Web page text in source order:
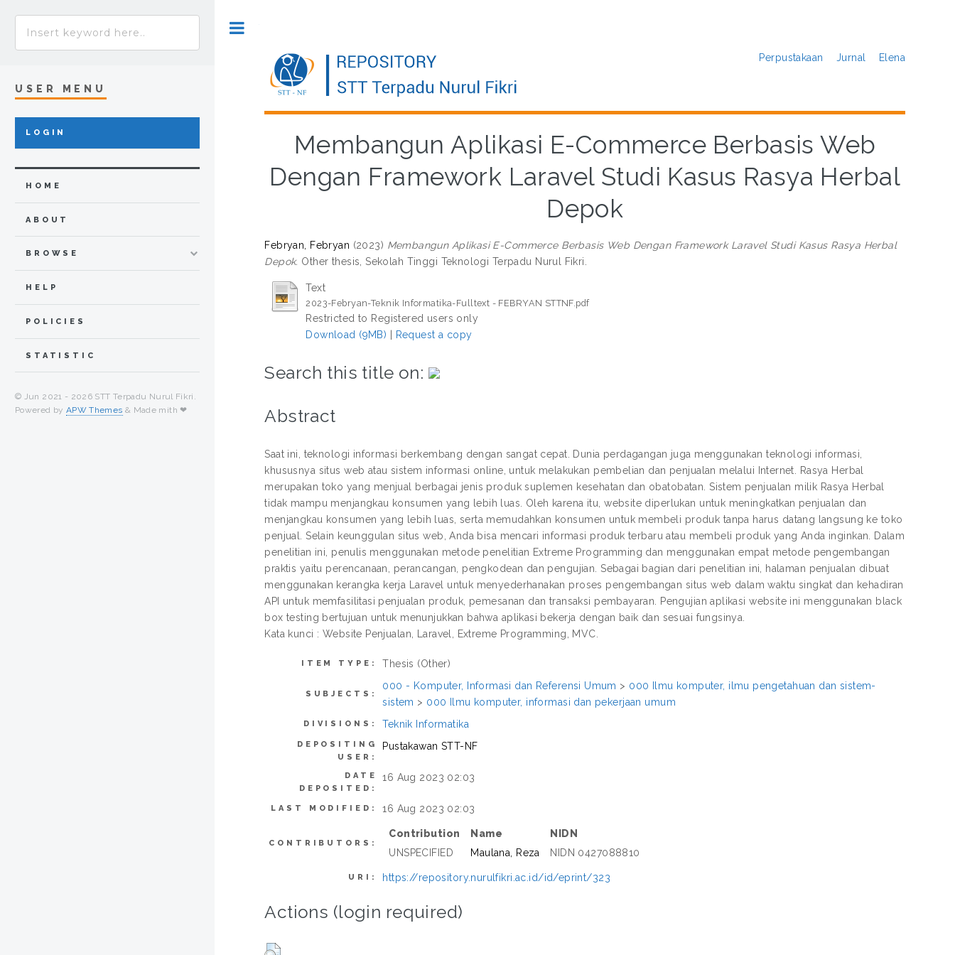
Perpustakaan Jurnal Elena
Membangun Aplikasi E-Commerce Berbasis Web
Dengan Framework Laravel Studi Kasus Rasya Herbal
Depok
Febryan, Febryan (2023) Membangun Aplikasi E-Commerce Berbasis Web Dengan Framework Laravel Studi Kasus Rasya Herbal
Depok. Other thesis, Sekolah Tinggi Teknologi Terpadu Nurul Fikri.
Text
2023-Febryan-Teknik Informatika-Fulltext - FEBRYAN STTNF.pdf
Restricted to Registered users only
Download (9MB) | Request a copy
Search this title on:
Abstract
Saat ini, teknologi informasi berkembang dengan sangat cepat. Dunia perdagangan juga menggunakan teknologi informasi,
khususnya situs web atau sistem informasi online, untuk melakukan pembelian dan penjualan melalui Internet. Rasya Herbal
merupakan toko yang menjual berbagai jenis produk suplemen kesehatan dan obatobatan. Sistem penjualan milik Rasya Herbal
tidak mampu menjangkau konsumen yang lebih luas. Oleh karena itu, website diperlukan untuk meningkatkan penjualan dan
menjangkau konsumen yang lebih luas, serta memudahkan konsumen untuk membeli produk tanpa harus datang langsung ke toko
penjual. Selain keunggulan situs web, Anda bisa mencari informasi produk terbaru atau membeli produk yang Anda inginkan. Dalam
penelitian ini, penulis menggunakan metode penelitian Extreme Programming dan menggunakan empat metode pengembangan
praktis yaitu perencanaan, perancangan, pengkodean dan pengujian. Sebagai bagian dari penelitian ini, halaman penjualan dibuat
menggunakan kerangka kerja Laravel untuk menyederhanakan proses pengembangan situs web dalam waktu singkat dan kehadiran
API untuk memfasilitasi penjualan produk, pemesanan dan transaksi pembayaran. Pengujian aplikasi website ini menggunakan black
box testing bertujuan untuk menunjukkan bahwa aplikasi bekerja dengan baik dan sesuai fungsinya.
Kata kunci : Website Penjualan, Laravel, Extreme Programming, MVC.
ITEM TYPE: Thesis (Other)
SUBJECTS:
000 - Komputer, Informasi dan Referensi Umum > 000 Ilmu komputer, ilmu pengetahuan dan sistem-
sistem > 000 Ilmu komputer, informasi dan pekerjaan umum
DIVISIONS: Teknik Informatika
DEPOSITING
USER:
Pustakawan STT-NF
DATE
DEPOSITED:
16 Aug 2023 02:03
LAST MODIFIED: 16 Aug 2023 02:03
CONTRIBUTORS:
Contribution Name
NIDN
UNSPECIFIED
Maulana, Reza NIDN 0427088810
URI: https://repository.nurulfikri.ac.id/id/eprint/323
Actions (login required)
USER MENU
LOGIN
HOME
ABOUT
BROWSE
HELP
POLICIES
STATISTIC
© Jun 2021 - 2026 STT Terpadu Nurul Fikri.
Powered by APW Themes & Made mith ❤